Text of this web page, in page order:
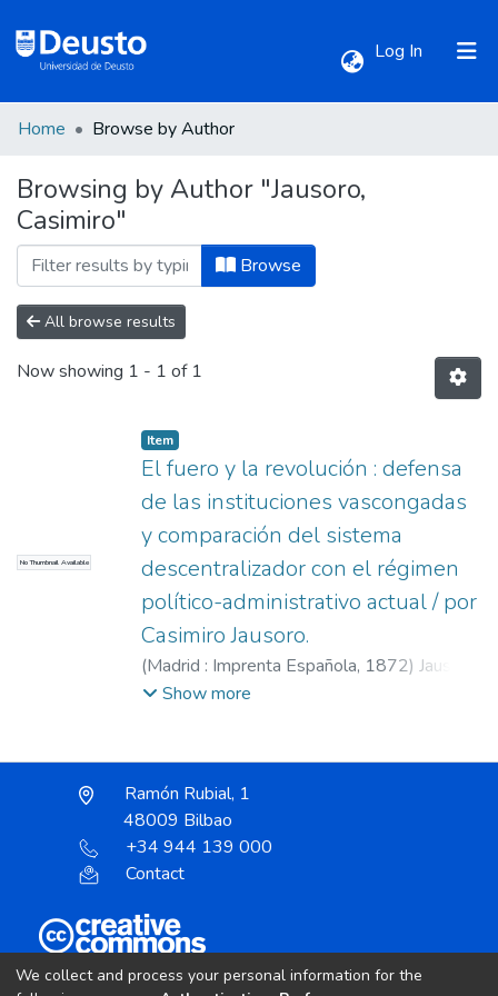
Log In (current)
All of DSpace
Home Browse by Author
Browsing by Author "Jausoro,
Casimiro"
Browse
All browse results
Now showing 1 - 1 of 1
No Thumbnail Available
Item
El fuero y la revolución : defensa
de las instituciones vascongadas
y comparación del sistema
descentralizador con el régimen
político-administrativo actual / por
Casimiro Jausoro.
(Madrid : Imprenta Española, 1872) Jausoro,
Casimiro
Show more
Ramón Rubial, 1
48009 Bilbao
+34 944 139 000
Contact
Unless otherwise noted, the item license is described
We collect and process your personal information for the